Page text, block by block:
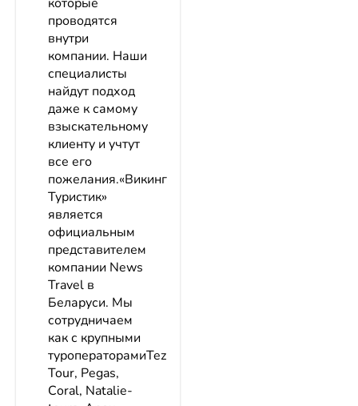
проводятся
внутри
компании. Наши
специалисты
найдут подход
даже к самому
взыскательному
клиенту и учтут
все его
пожелания.«Викинг
Туристик»
является
официальным
представителем
компании News
Travel в
Беларуси. Мы
сотрудничаем
как с крупными
туроператорамиTez
Tour, Pegas,
Сoral, Natalie-